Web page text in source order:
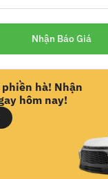
hà! Nhận
hôm nay!